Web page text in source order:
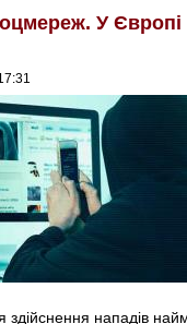
У
нападів